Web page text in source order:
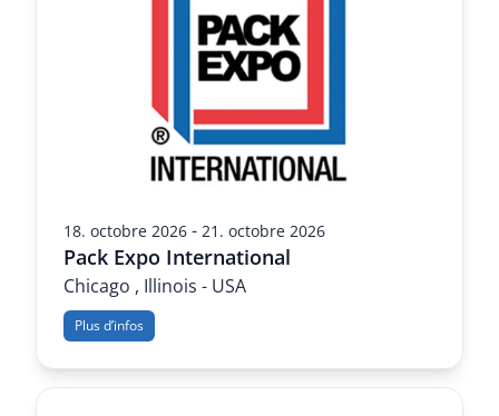
18. octobre 2026-21. octobre 2026
Pack Expo International
Chicago , Illinois - USA
Plus d’infos